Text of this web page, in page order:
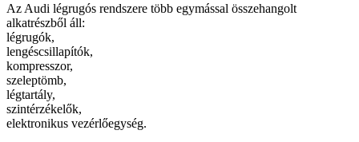
Az Audi légrugós rendszere több egymással összehangolt
alkatrészből áll:
légrugók,
lengéscsillapítók,
kompresszor,
szeleptömb,
légtartály,
szintérzékelők,
elektronikus vezérlőegység.